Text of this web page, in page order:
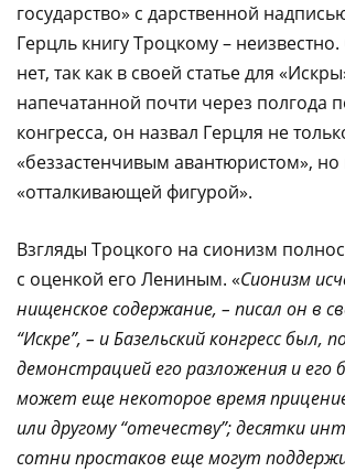
государство» с дарственной
Герцль книгу Троцкому – неизвестно.
нет, так как в своей статье для
напечатанной почти через полгода
конгресса, он назвал Герцля не
«беззастенчивым авантюристом», но
«отталкивающей фигурой».
Взгляды Троцкого на сионизм
с оценкой его Лениным. «Сионизм
нищенское содержание, – писал он в
“Искре”, – и Базельский конгресс был,
демонстрацией его разложения и его
может еще некоторое время
или другому “отечеству”; десятки
сотни простаков еще могут